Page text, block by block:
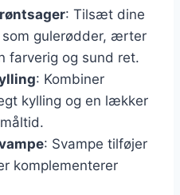
: Tilsæt dine
gulerødder, ærter
farverig og sund ret.
: Kombiner
kylling og en lækker
: Svampe tilføjer
komplementerer